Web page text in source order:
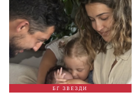
БГ ЗВЕЗДИ